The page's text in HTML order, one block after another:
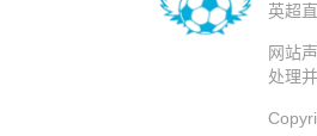
英超
网站
处理